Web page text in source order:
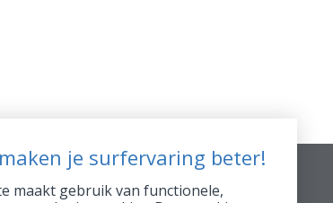
supp.
je surfervaring beter!
maakt gebruik van functionele,